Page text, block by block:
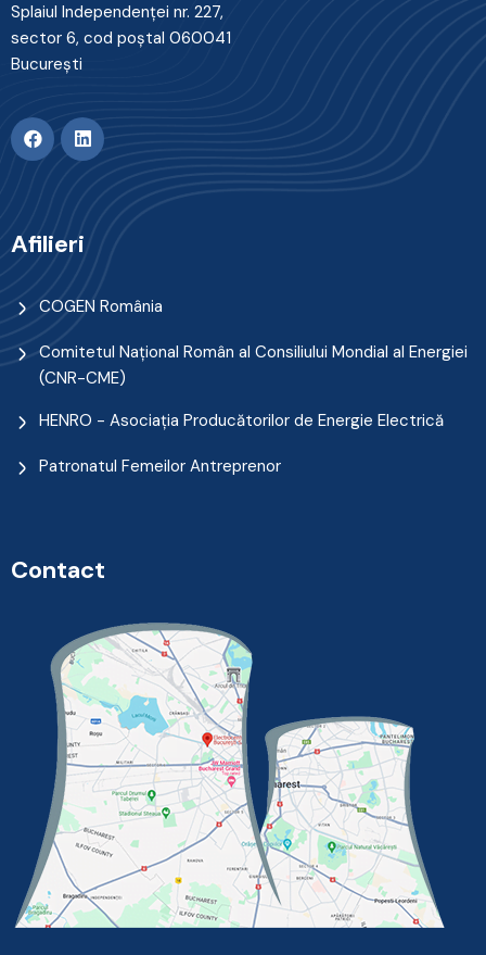
Splaiul Independenţei nr. 227,
sector 6, cod poştal 060041
Bucureşti
Afilieri
COGEN România
Comitetul Naţional Român al Consiliului Mondial al Energiei
(CNR-CME)
HENRO - Asociația Producătorilor de Energie Electrică
Patronatul Femeilor Antreprenor
Contact